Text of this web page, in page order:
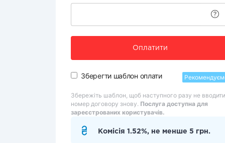
Оплатити
Зберегти шаблон оплати
Збережіть шаблон, щоб наступного разу не вводити
номер договору знову. Послуга доступна для
зареєстрованих користувачів.
Комісія 1.52%, не менше 5 грн.